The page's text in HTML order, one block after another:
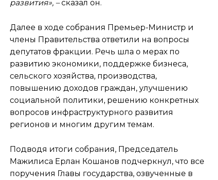
развития», –сказал он.
Далее в ходе собрания Премьер-Министр и
члены Правительства ответили на вопросы
депутатов фракции. Речь шла о мерах по
развитию экономики, поддержке бизнеса,
сельского хозяйства, производства,
повышению доходов граждан, улучшению
социальной политики, решению конкретных
вопросов инфраструктурного развития
регионов и многим другим темам.
Подводя итоги собрания, Председатель
Мажилиса Ерлан Кошанов подчеркнул, что все
поручения Главы государства, озвученные в